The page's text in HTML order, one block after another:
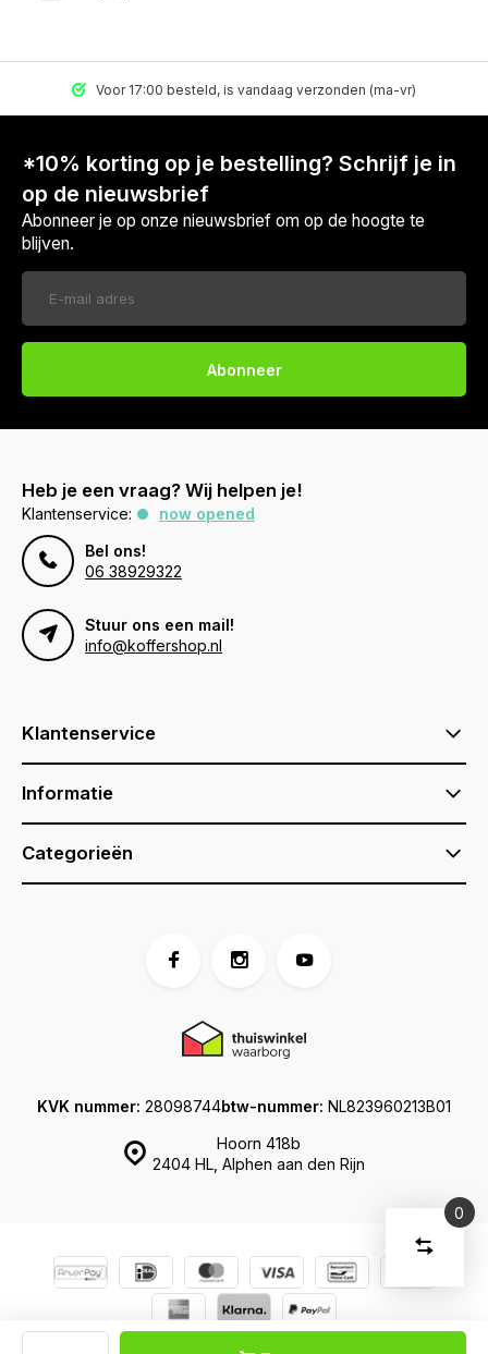
Voor 17:00 besteld, is vandaag verzonden (ma-vr)
*10% korting op je bestelling? Schrijf je in
op de nieuwsbrief
Abonneer je op onze nieuwsbrief om op de hoogte te
blijven.
Abonneer
Heb je een vraag? Wij helpen je!
Klantenservice:
now opened
Bel ons!
06 38929322
Stuur ons een mail!
info@koffershop.nl
Klantenservice
Informatie
Categorieën
Hoorn 418b
2404 HL, Alphen aan den Rijn
KVK nummer: 28098744btw-nummer: NL823960213B01
0
Vergelijk
Verwijder
U
Start